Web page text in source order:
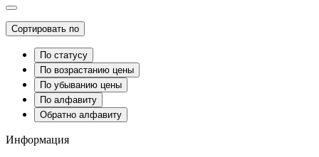
Сортировать по
По статусу
По возрастанию цены
По убыванию цены
По алфавиту
Обратно алфавиту
Информация